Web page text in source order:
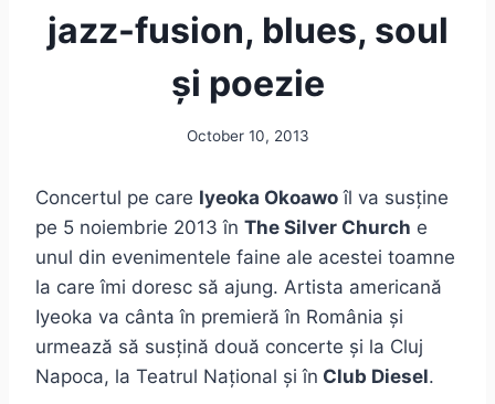
jazz-fusion, blues, soul
și poezie
October 10, 2013
Concertul pe care Iyeoka Okoawo îl va susține
pe 5 noiembrie 2013 în The Silver Church e
unul din evenimentele faine ale acestei toamne
la care îmi doresc să ajung. Artista americană
Iyeoka va cânta în premieră în România și
urmează să susțină două concerte și la Cluj
Napoca, la Teatrul Național și în Club Diesel.